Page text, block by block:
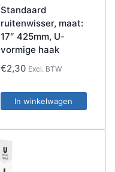
Standaard
ruitenwisser, maat:
17″ 425mm, U-
vormige haak
€2,30 Excl. BTW
In winkelwagen